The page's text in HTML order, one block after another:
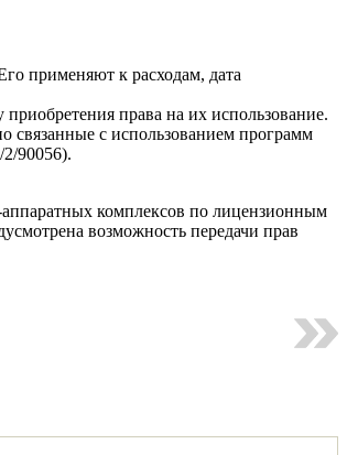
применяют к расходам, дата
права на их использование.
связанные с использованием программ
90056).
комплексов по лицензионным
возможность передачи прав